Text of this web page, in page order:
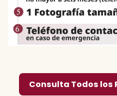
Consulta Todos los